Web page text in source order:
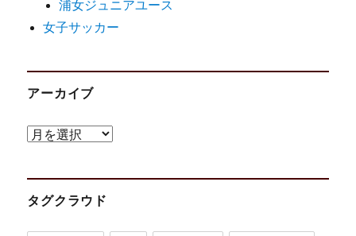
浦女ジュニアユース
女子サッカー
アーカイブ
ア
カ
イ
タグクラウド